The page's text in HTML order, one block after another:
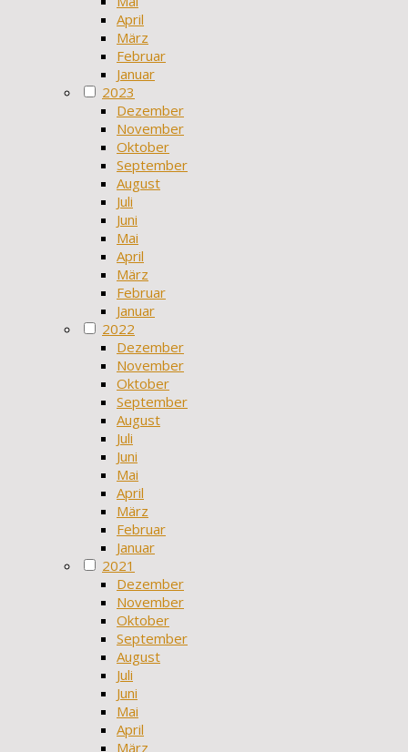
April
März
Februar
Januar
2023
Dezember
November
Oktober
September
August
Juli
Juni
Mai
April
März
Februar
Januar
2022
Dezember
November
Oktober
September
August
Juli
Juni
Mai
April
März
Februar
Januar
2021
Dezember
November
Oktober
September
August
Juli
Juni
Mai
April
März